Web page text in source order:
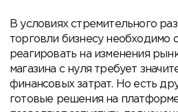
В условиях стремительного
торговли бизнесу необходимо
реагировать на изменения
магазина с нуля требует
финансовых затрат. Но есть
готовые решения на